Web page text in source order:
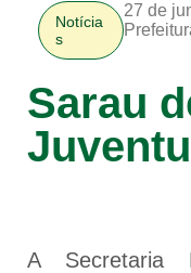
Notícia
s
27 de
Sarau
A Secretaria